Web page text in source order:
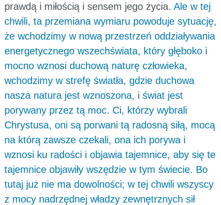
prawdą i miłością i sensem jego życia. Ale w tej
chwili, ta przemiana wymiaru powoduje sytuację,
że wchodzimy w nową przestrzeń oddziaływania
energetycznego wszechświata, który głęboko i
mocno wznosi duchową naturę człowieka,
wchodzimy w strefę światła, gdzie duchowa
nasza natura jest wznoszona, i świat jest
porywany przez tą moc. Ci, którzy wybrali
Chrystusa, oni są porwani tą radosną siłą, mocą
na którą zawsze czekali, ona ich porywa i
wznosi ku radości i objawia tajemnice, aby się te
tajemnice objawiły wszędzie w tym świecie. Bo
tutaj już nie ma dowolności; w tej chwili wszyscy
z mocy nadrzędnej władzy zewnętrznych sił